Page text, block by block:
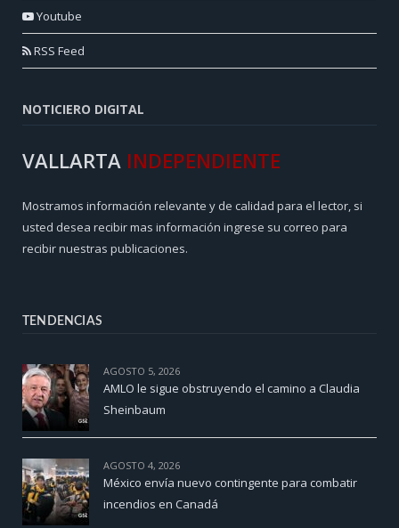
Youtube
RSS Feed
NOTICIERO DIGITAL
VALLARTA INDEPENDIENTE
Mostramos información relevante y de calidad para el lector, si
usted desea recibir mas información ingrese su correo para
recibir nuestras publicaciones.
TENDENCIAS
AGOSTO 5, 2026
AMLO le sigue obstruyendo el camino a Claudia
Sheinbaum
AGOSTO 4, 2026
México envía nuevo contingente para combatir
incendios en Canadá